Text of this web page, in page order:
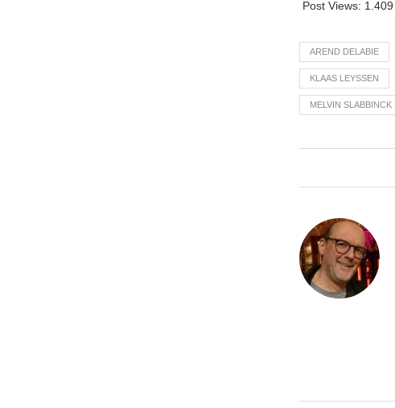
Post Views: 1.409
AREND DELABIE
KLAAS LEYSSEN
MELVIN SLABBINCK